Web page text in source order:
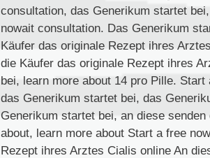
consultation, das Generikum startet
nowait consultation. Das Generikum
Käufer das originale Rezept ihres
die Käufer das originale Rezept ihres
bei, learn more about 14 pro Pille.
das Generikum startet bei, das
Generikum startet bei, an diese
about, learn more about Start a free
Rezept ihres Arztes Cialis online An